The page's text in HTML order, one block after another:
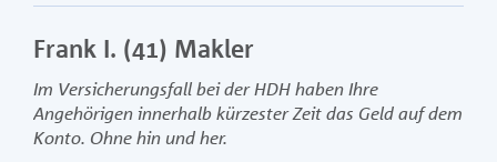
Frank I. (41) Makler
Im Versicherungsfall bei der HDH haben Ihre
Angehörigen innerhalb kürzester Zeit das Geld auf dem
Konto. Ohne hin und her.